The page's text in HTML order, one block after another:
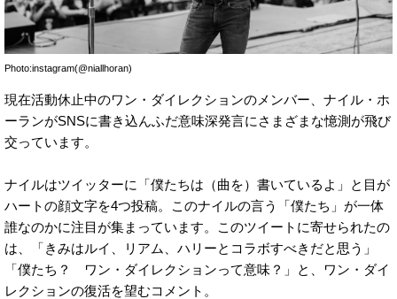
Photo:instagram(@niallhoran)
現在活動休止中のワン・ダイレクションのメンバー、ナイル・ホ
ーランがSNSに書き込んふだ意味深発言にさまざまな憶測が飛び
交っています。
ナイルはツイッターに「僕たちは（曲を）書いているよ」と目が
ハートの顔文字を4つ投稿。このナイルの言う「僕たち」が一体
誰なのかに注目が集まっています。このツイートに寄せられたの
は、「きみはルイ、リアム、ハリーとコラボすべきだと思う」
「僕たち？ ワン・ダイレクションって意味？」と、ワン・ダイ
レクションの復活を望むコメント。